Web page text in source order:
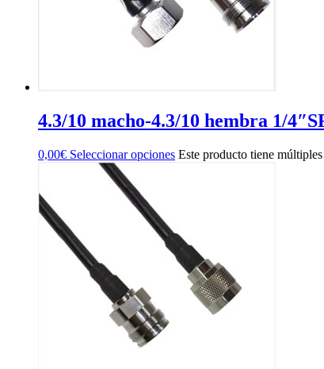
4.3/10 macho-4.3/10 hembra 1/
0,00€ Seleccionar opciones Este producto tiene